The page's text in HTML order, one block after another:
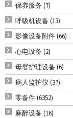
保养服务 (7)
呼吸机设备 (13)
影像设备附件 (66)
心电设备 (2)
母婴护理设备 (6)
病人监护仪 (37)
零备件 (6352)
麻醉设备 (16)